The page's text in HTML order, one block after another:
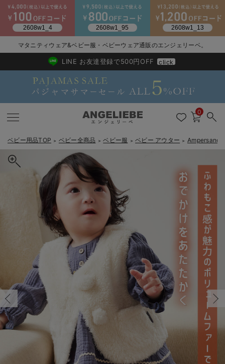
戻る
新生児服全て
コンビ肌着・新生児/ベビー肌着
ツーウェイオール・2WAYオール（新生児）
戻る
ベビー服全て
ロンパース・カバーオール
ベビー ワンピース
ベビー パンツ
ベビー ブルマ
ベビー スカート
ベビートップス
ベビー アウター
ベビー セットアップ
戻る
シーズンアイテム全て
戻る
ベビー・新生児 寝具全て
ベビーベッド・布団 （ベビー・新生児）
ベビー ブランケット・タオルケット
おくるみ（新生児）
戻る
ベビー 雑貨全て
子育て便利家電
プレイマット・ベビー マット
ベビー 雑貨 小物
ベビー安全グッズ
ベビーおもちゃ
メモリアルグッズ
授乳・調乳・お食事
戻る
お出かけグッズ全て
ベビーケープ
戻る
ベビー｜季節の特集全て
猛暑からベビーを守るひんやりグッズ
夏のお役立ちベビーウェア
シンカーパイル特集
ベビーの動物なりきり特集
ベビー 夏のお役立ちグッズ特集
【素材別】ベビーロンパース特集
袴ロンパース特集
戻る
アウトレット全て
【アウトレット】ワンピース
【アウトレット】トップス・授乳トップス
【アウトレット】ボトムス
【アウトレット】パジャマ
【アウトレット】インナー
【アウトレット】ベビー
戻る
抗菌防臭加工
見えてもカワイイ
コットン素材
冷房対策
接触冷感素材
Tシャツブラ
ブラトップ
戻る
再入荷｜インナー
再入荷｜アウター
送料無料アイテム全て
ワンピース
トップス
パンツ
スカート
パジャマ
インナー
ベビー
ブラキャミ おまとめ
MAX55%OFF ブラックフ
【37周年祭セール】
【37周年祭セール】
【37周年祭セール】
気温差別オススメア
【15℃】3月下旬～
【〜10℃】3月中旬
動きやすく着回しで
涼しくて可愛い「ワ
強撚スムース(コス
マタニティウェア
【おまとめ割】パジ
こだわりの履き心地
カジュアル
デニム
レギンス
オフィス
ジャケット派
きれいめトップス派
きれいめスカート派
きれいめ美脚パンツ派
ツィード派
王道シンプル派
セットアップ派
出産準備応援割全て
マタニティパジャマ
マタニティインナー
ベビー
【オフィスカジュア
【オフィスカジュア
レギンスタイプ
パンツタイプ
【フォーマル】ワン
【フォーマル】ボト
【フォーマル】トッ
【ベビー】長袖
【ベビー】半袖
【ベビー】グッズ
ハンカチ
2WAYオール
コンビ肌着
短肌着
セット
快適ウェア10%OFF
快適ウェア10%OFF
春のマタニティワン
セットアップ・ レイ
Aライン ・フレアワ
Iライン ・タイトシ
ジャンパースカート/
ワーク・オフィス
カジュアル
フォーマル / オケー
あったかアイテム｜
Gift Selection 出産
〜3,000円（税込）
〜5,000円（税込）
〜10,000円（税込）
10,001円（税込）〜
女の子におススメの
男の子におススメの
もらって嬉しいギフト
冬の冷え対策インナ
薄くてあったか
綿混素材
腹巻・ひざ上パンツ
保温&リカバリー
レギンス・タイツ
カップ付きインナー
裏起毛素材
入院準備の持ち物チ
入院してすぐ使うグ
赤ちゃんへ使うもの
産後に使うグッズ
冬のあったか特集全て
【冬のあったか特集
【冬のあったか特集
【冬のあったか特集
【冬のあったか特集
マタニティウェア&ベビー服・ベビーウェア通販のエンジェリーベ。
2026/NewArrival
送料495円(一部地域を除く) 7,700円以上で送料無料
LINE お友達登録で500円OFF click
0
ベビー用品TOP ＞ ベビー全商品 ＞ ベビー服 ＞ ベビー アウター ＞ Ampersand
カートに入れる
Ampersand（アンパサンド）ふわもこベビーベスト
ピンク
70/在庫あり
70/在庫あり
￥2,490
カートに入れる
80/在庫なし
80/在庫なし
￥2,490